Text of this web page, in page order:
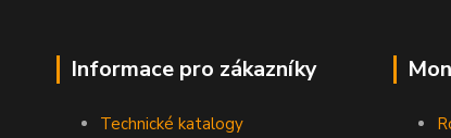
Informace pro zákazníky
Technické katalogy